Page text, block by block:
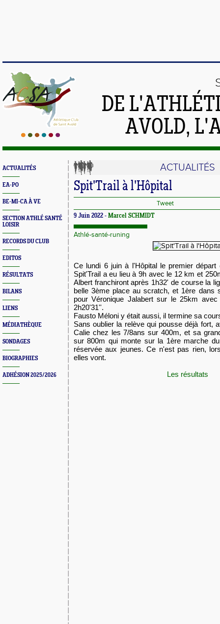
DE
AVOLD,
ACTUALITÉS
EA-PO
BE-MI-CA À VE
SECTION ATHLÉ SANTÉ
LOISIR
RECORDS DU CLUB
EDITOS
RÉSULTATS
BILANS
LIENS
MÉDIATHÈQUE
SONDAGES
BIOGRAPHIES
ADHÉSION 2025/2026
ACTUALITÉS
Spit'Trail à l'Hôpital
Tweet
9 Juin 2022 - Marcel SCHMIDT
Athlé-santé-runing
Ce lundi 6 juin à l'Hôpital le premier départ
Spit'Trail a eu lieu à 9h avec le 12 km et
Albert franchiront après 1h32' de course la
belle 3ème place au scratch, et 1ère dans
pour Véronique Jalabert sur le 25km
2h20'31''.
Fausto Méloni y était aussi, il termine sa
Sans oublier la relève qui pousse déjà fort,
Calie chez les 7/8ans sur 400m, et sa
sur 800m qui monte sur la 1ère marche
réservée aux jeunes. Ce n'est pas rien,
elles vont.
Les résultats